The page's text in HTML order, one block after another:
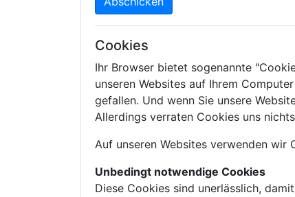
Cookies
Ihr Browser bietet sogenannte
unseren Websites auf Ihrem
gefallen. Und wenn Sie unsere
Allerdings verraten Cookies uns
Auf unseren Websites verwenden wir
Unbedingt notwendige Cookies
Diese Cookies sind unerlässlich,